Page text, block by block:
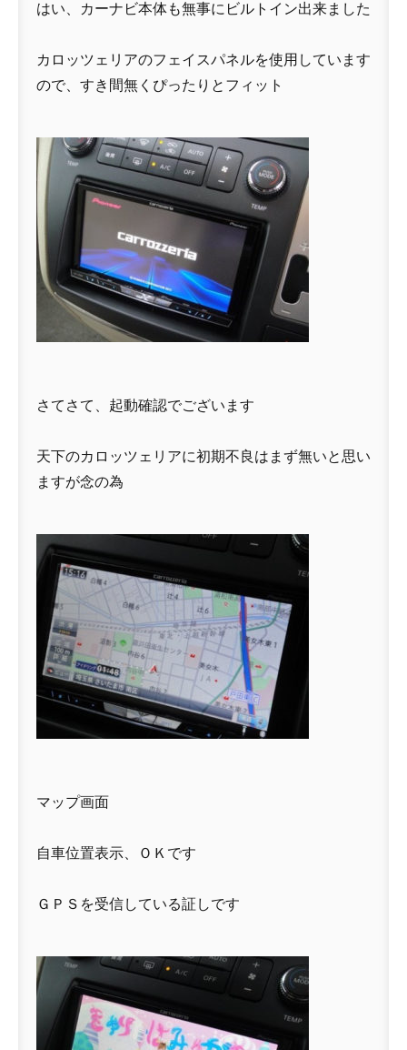
はい、カーナビ本体も無事にビルトイン出来ました
カロッツェリアのフェイスパネルを使用しています
ので、すき間無くぴったりとフィット
さてさて、起動確認でございます
天下のカロッツェリアに初期不良はまず無いと思い
ますが念の為
マップ画面
自車位置表示、ＯＫです
ＧＰＳを受信している証しです